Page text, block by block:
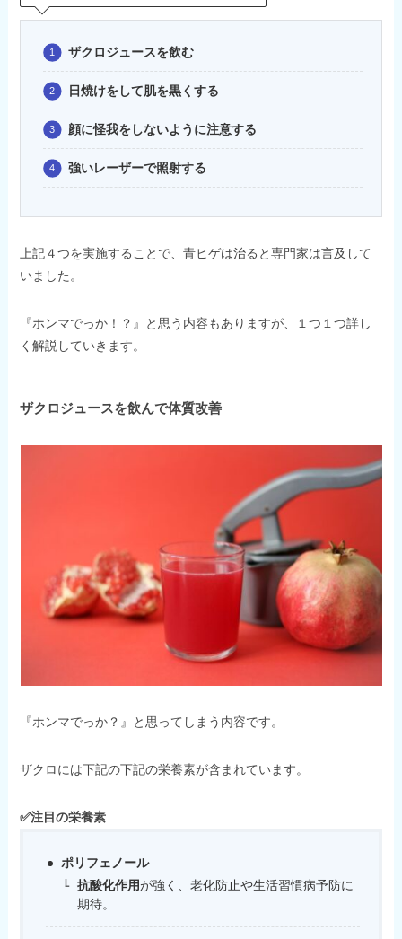
ザクロジュースを飲む
日焼けをして肌を黒くする
顔に怪我をしないように注意する
強いレーザーで照射する
上記４つを実施することで、青ヒゲは治ると専門家は言及して
いました。
『ホンマでっか！？』と思う内容もありますが、１つ１つ詳し
く解説していきます。
ザクロジュースを飲んで体質改善
『ホンマでっか？』と思ってしまう内容です。
ザクロには下記の下記の栄養素が含まれています。
✅注目の栄養素
ポリフェノール
抗酸化作用が強く、老化防止や生活習慣病予防に
期待。